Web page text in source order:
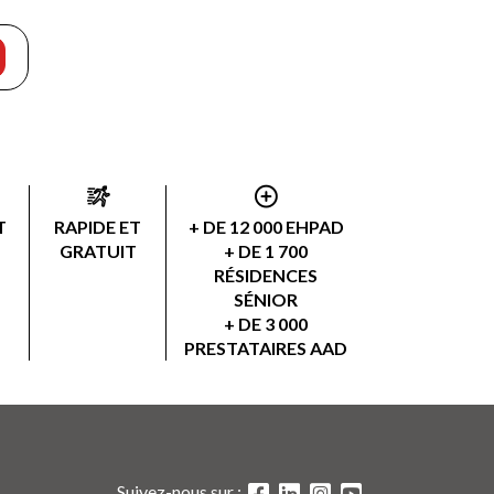
RAPIDE ET
GRATUIT
+ DE 12 000 EHPAD
+ DE 1 700
RÉSIDENCES
SÉNIOR
+ DE 3 000
PRESTATAIRES AAD